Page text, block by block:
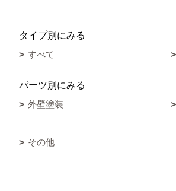
タイプ別にみる
すべて
パーツ別にみる
外壁塗装
その他